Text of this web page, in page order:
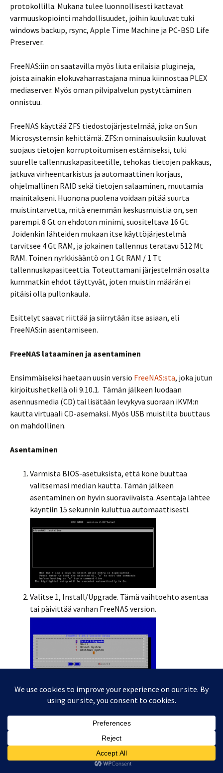
protokollilla. Mukana tulee luonnollisesti kattavat
varmuuskopiointi mahdollisuudet, joihin kuuluvat tuki
windows backup, rsync, Apple Time Machine ja PC-BSD Life
Preserver.
FreeNAS:iin on saatavilla myös liuta erilaisia plugineja,
joista ainakin elokuvaharrastajana minua kiinnostaa PLEX
mediaserver. Myös oman pilvipalvelun pystyttäminen
onnistuu.
FreeNAS käyttää ZFS tiedostojärjestelmää, joka on Sun
Microsystemsin kehittämä. ZFS:n ominaisuuksiin kuuluvat
suojaus tietojen korruptoitumisen estämiseksi, tuki
suurelle tallennuskapasiteetille, tehokas tietojen pakkaus,
jatkuva virheentarkistus ja automaattinen korjaus,
ohjelmallinen RAID sekä tietojen salaaminen, muutamia
mainitakseni. Huonona puolena voidaan pitää suurta
muistintarvetta, mitä enemmän keskusmuistia on, sen
parempi. 8 Gt on ehdoton minimi, suositeltava 16 Gt.
Joidenkin lähteiden mukaan itse käyttöjärjestelmä
tarvitsee 4 Gt RAM, ja jokainen tallennus teratavu 512 Mt
RAM. Toinen nyrkkisääntö on 1 Gt RAM / 1 Tt
tallennuskapasiteettia. Toteuttamani järjestelmän osalta
kummatkin ehdot täyttyvät, joten muistin määrän ei
pitäisi olla pullonkaula.
Esittelyt saavat riittää ja siirrytään itse asiaan, eli
FreeNAS:in asentamiseen.
FreeNAS lataaminen ja asentaminen
Ensimmäiseksi haetaan uusin versio FreeNAS:sta, joka jutun
kirjoitushetkellä oli 9.10.1. Tämän jälkeen luodaan
asennusmedia (CD) tai lisätään levykyva suoraan iKVM:n
kautta virtuaali CD-asemaksi. Myös USB muistilta buuttaus
on mahdollinen.
Asentaminen
Varmista BIOS-asetuksista, että kone buuttaa
valitsemasi median kautta. Tämän jälkeen
asentaminen on hyvin suoraviivaista. Asentaja lähtee
käyntiin 15 sekunnin kuluttua automaattisesti.
Valitse 1, Install/Upgrade. Tämä vaihtoehto asentaa
tai päivittää vanhan FreeNAS version.
Tämän jälkeen valitaan mille levylle
on USB muisti, jonka tulee olla kooltaan vähintään 8
da7.